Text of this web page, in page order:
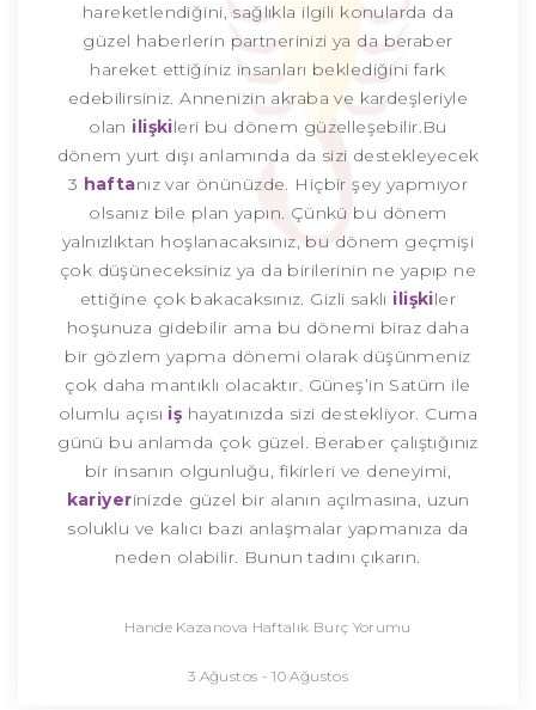
hareketlendiğini, sağlıkla ilgili konularda da
güzel haberlerin partnerinizi ya da beraber
hareket ettiğiniz insanları beklediğini fark
edebilirsiniz. Annenizin akraba ve kardeşleriyle
olan ilişkileri bu dönem güzelleşebilir.Bu
dönem yurt dışı anlamında da sizi destekleyecek
3 haftanız var önünüzde. Hiçbir şey yapmıyor
olsanız bile plan yapın. Çünkü bu dönem
yalnızlıktan hoşlanacaksınız, bu dönem geçmişi
çok düşüneceksiniz ya da birilerinin ne yapıp ne
ettiğine çok bakacaksınız. Gizli saklı ilişkiler
hoşunuza gidebilir ama bu dönemi biraz daha
bir gözlem yapma dönemi olarak düşünmeniz
çok daha mantıklı olacaktır. Güneş’in Satürn ile
olumlu açısı iş hayatınızda sizi destekliyor. Cuma
günü bu anlamda çok güzel. Beraber çalıştığınız
bir insanın olgunluğu, fikirleri ve deneyimi,
kariyerinizde güzel bir alanın açılmasına, uzun
soluklu ve kalıcı bazı anlaşmalar yapmanıza da
neden olabilir. Bunun tadını çıkarın.
Hande Kazanova Haftalık Burç Yorumu
3 Ağustos - 10 Ağustos